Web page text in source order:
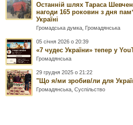
Останній шлях Тараса
нагоди 165 роковин з дня
Україні
Громадська думка Громадянська
05 січня 2026 о 20:39
«7 чудес України» тепер у
Громадянська
29 грудня 2025 о 21:22
"Що я/ми зробив/ли для
Громадянська ,Суспільство